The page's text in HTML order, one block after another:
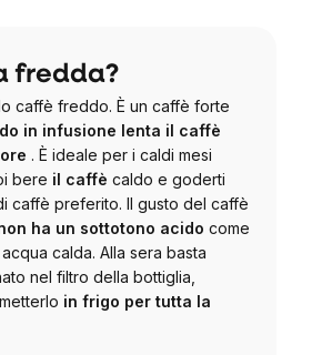
fredda?
caffè freddo. È un caffè forte
in infusione lenta il caffè
. È ideale per i caldi mesi
bere il caffè caldo e goderti
caffè preferito. Il gusto del caffè
ha un sottotono acido come
calda. Alla sera basta
nel filtro della bottiglia,
in frigo per tutta la